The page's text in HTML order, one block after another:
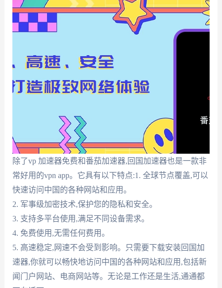
除了vp 加速器免费和番茄加速器,回国加速器也是一款非
常好用的vpn app。它具有以下特点:1. 全球节点覆盖,可以
快速访问中国的各种网站和应用。
2. 军事级加密技术,保护您的隐私和安全。
3. 支持多平台使用,满足不同设备需求。
4. 免费使用,无需任何费用。
5. 高速稳定,网速不会受到影响。只需要下载安装回国加
速器,你就可以畅快地访问中国的各种网站和应用,包括新
闻门户网站、电商网站等。无论是工作还是生活,通通都